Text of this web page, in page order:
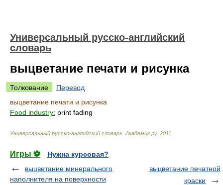
Универсальный русско-английский
словарь
выцветание печати и рисунка
Толкование
Перевод
выцветание печати и рисунка
Food industry: print fading
Универсальный русско-английский словарь Академик.ру. 2011
Игры ⚽
Нужна курсовая?
выцветание минерального
наполнителя на поверхности
выцветание печатной
краски